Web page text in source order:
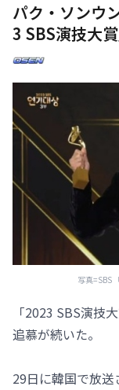
パク・ソンウ
3 SBS演技大
写真=SBS
「2023 SBS演技
追慕が続いた。
29日に韓国で放